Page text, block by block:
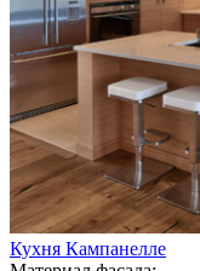
Кухня Кампанелле